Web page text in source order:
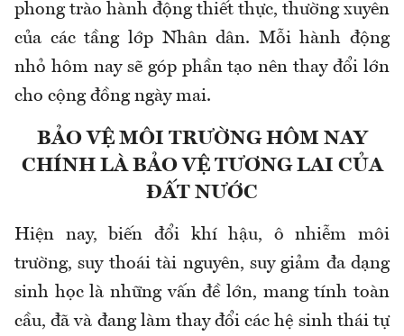
phong trào hành động thiết thực, thường xuyên
của các tầng lớp Nhân dân. Mỗi hành động
nhỏ hôm nay sẽ góp phần tạo nên thay đổi lớn
cho cộng đồng ngày mai.
BẢO VỆ MÔI TRƯỜNG HÔM NAY
CHÍNH LÀ BẢO VỆ TƯƠNG LAI CỦA
ĐẤT NƯỚC
Hiện nay, biến đổi khí hậu, ô nhiễm môi
trường, suy thoái tài nguyên, suy giảm đa dạng
sinh học là những vấn đề lớn, mang tính toàn
cầu, đã và đang làm thay đổi các hệ sinh thái tự